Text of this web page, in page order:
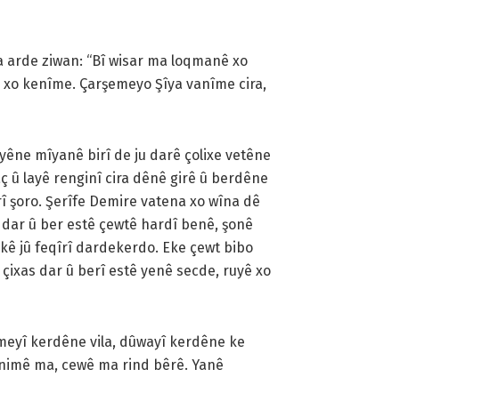
ziwan: “Bî wisar ma loqmanê xo
kenîme. Çarşemeyo Şîya vanîme cira,
mîyanê birî de ju darê çolixe vetêne
û layê renginî cira dênê girê û berdêne
Şerîfe Demire vatena xo wîna dê
dar û ber estê çewtê hardî benê, şonê
jû feqîrî dardekerdo. Eke çewt bibo
dar û berî estê yenê secde, ruyê xo
kerdêne vila, dûwayî kerdêne ke
ma, cewê ma rind bêrê. Yanê